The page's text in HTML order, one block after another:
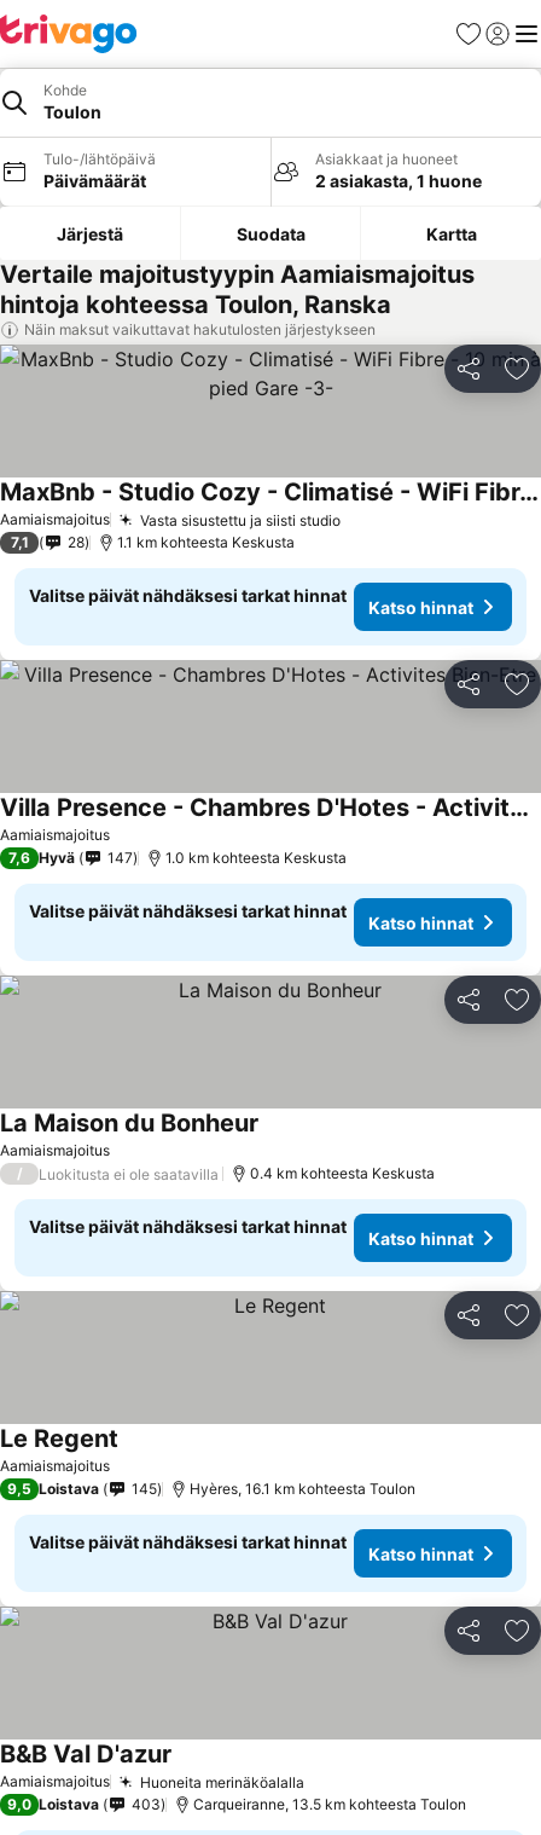
Suosikit
Kohde
Toulon
Tulo-/lähtöpäivä
Päivämäärät
Asiakkaat ja huoneet
2 asiakasta, 1 huone
Järjestä Suodata Kartta
Vertaile majoitustyypin Aamiaismajoitus
hintoja kohteessa Toulon, Ranska
Näin maksut vaikuttavat hakutulosten järjestykseen
Jaa
Aamiaismajoitus Vasta sisustettu ja siisti studio
MaxBnb - Studio Cozy - Climatisé - WiFi Fibre - 10 min à pied Gare -3-
7,1 28 1.1 km kohteesta Keskusta
Valitse päivät nähdäksesi tarkat hinnat
Katso hinnat
Jaa
Aamiaismajoitus
Villa Presence - Chambres D'Hotes - Activites Bien-Etre
7,6 Hyvä 147 1.0 km kohteesta Keskusta
Valitse päivät nähdäksesi tarkat hinnat
Katso hinnat
Jaa
Aamiaismajoitus
La Maison du Bonheur
/ Luokitusta ei ole saatavilla 0.4 km kohteesta Keskusta
Valitse päivät nähdäksesi tarkat hinnat
Katso hinnat
Jaa
Aamiaismajoitus
Le Regent
9,5 Loistava 145 Hyères, 16.1 km kohteesta Toulon
Valitse päivät nähdäksesi tarkat hinnat
Katso hinnat
Jaa
Aamiaismajoitus Huoneita merinäköalalla
B&B Val D'azur
9,0 Loistava 403 Carqueiranne, 13.5 km kohteesta Toulon